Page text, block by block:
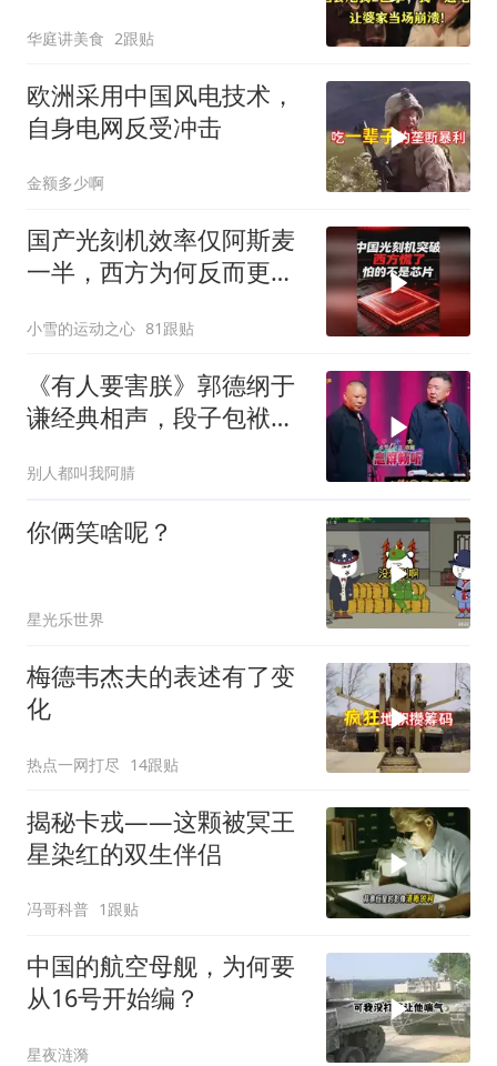
华庭讲美食 2跟贴
欧洲采用中国风电技术，
自身电网反受冲击
金额多少啊
国产光刻机效率仅阿斯麦
一半，西方为何反而更
小雪的运动之心 81跟贴
《有人要害朕》郭德纲于
谦经典相声，段子包袱满
别人都叫我阿腈
你俩笑啥呢？
星光乐世界
梅德韦杰夫的表述有了变
化
热点一网打尽 14跟贴
揭秘卡戎——这颗被冥王
星染红的双生伴侣
冯哥科普 1跟贴
中国的航空母舰，为何要
从16号开始编？
星夜涟漪